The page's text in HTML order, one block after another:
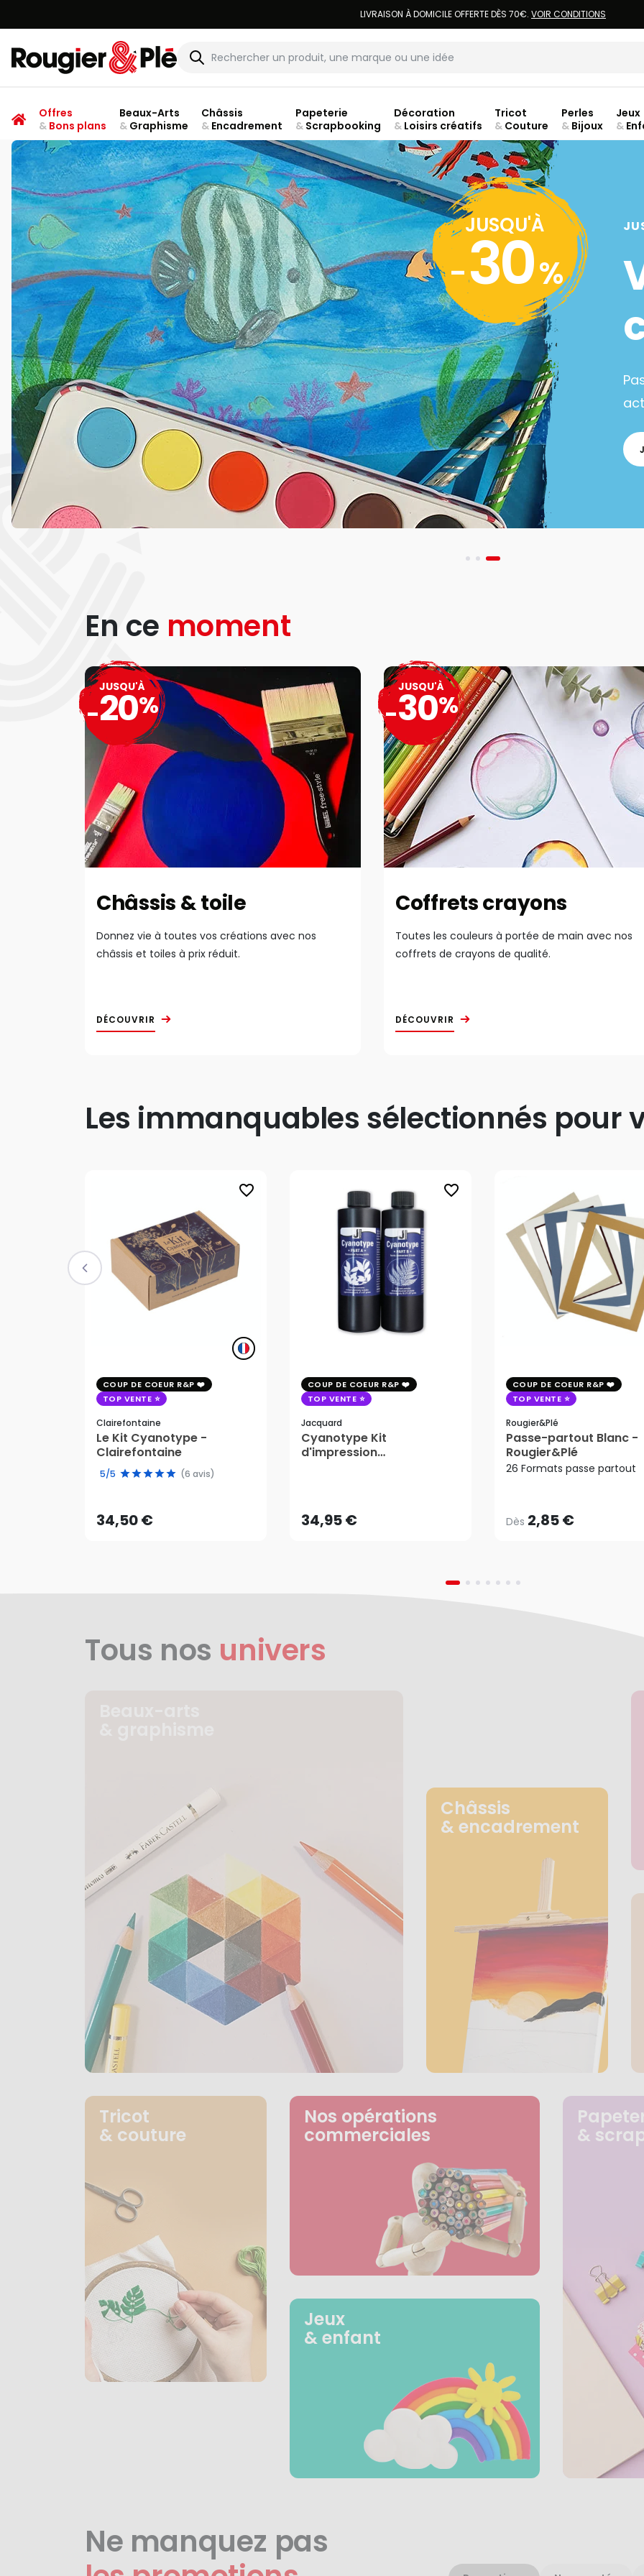
LIVRAISON À DOMICILE OFFERTE DÈS 70€. VOIR CONDITIONS
Rougier & Plé
Offres
&Bons plans
Beaux-Arts
&Graphisme
Châssis
&Encadrement
Papeterie
&Scrapbooking
Décoration
&Loisirs créatifs
Tricot
& Couture
Perles
& Bijoux
Jeux
&
JUSQU'À
-30%
En ce moment
Châssis & toile
Donnez vie à toutes vos créations avec nos
châssis et toiles à prix réduit.
DÉCOUVRIR
JUSQU'À
-20%
Coffrets crayons
Toutes les couleurs à portée de main avec nos
coffrets de crayons de qualité.
DÉCOUVRIR
JUSQU'À
-30%
Les immanquables sélectionnés pour
favorite_border
COUP DE COEUR R&P
TOP VENTE
Clairefontaine
Le Kit Cyanotype -
Clairefontaine
5/5 (6 avis)
34,50 €
34,50 €
AJOUTER AU PANIER
favorite_border
COUP DE COEUR R&P
TOP VENTE
Jacquard
Cyanotype Kit
d'impression
34,95 €AJOUTER AU PANIER
COUP DE COEUR R&P
TOP VENTE
Rougier&plé
Passe-partout Blanc -
Rougier&Plé
26 Formats passe partout
Dès 2,85 €
Dès2,85 €
Tous nos univers
Châssis
& encadrement
Tricot
& couture
Nos opérations
commerciales
Jeux
& enfant
&
Ne manquez pas